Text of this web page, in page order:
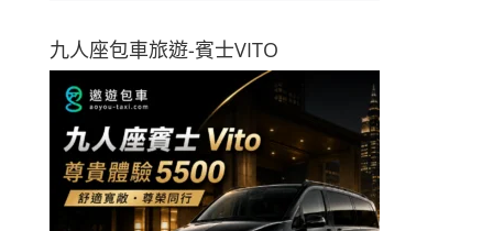
九人座包車旅遊-賓士VITO